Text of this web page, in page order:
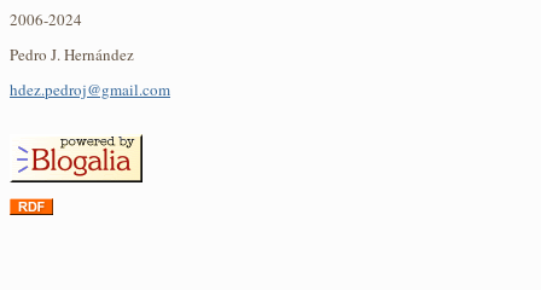
2006-2024
Pedro J. Hernández
hdez.pedroj@gmail.com